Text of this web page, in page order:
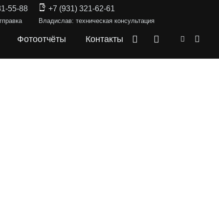
55-88 +7 (931) 321-62-61
Владислав: техническая консультация
Фотоотчёты Контакты